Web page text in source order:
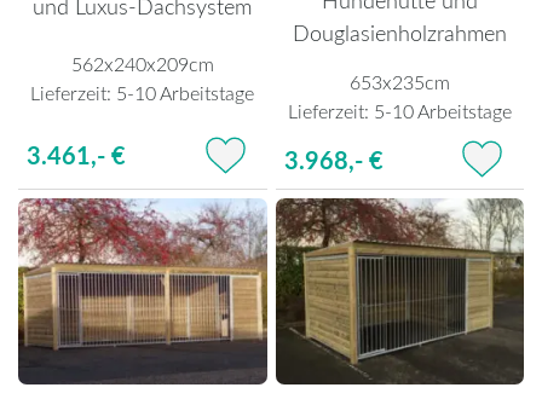
562x240x209cm
Lieferzeit: 5-10 Arbeitstage
3.461,- €
Douglasienholzrahmen
653x235cm
Lieferzeit: 5-10 Arbeitstage
3.968,- €